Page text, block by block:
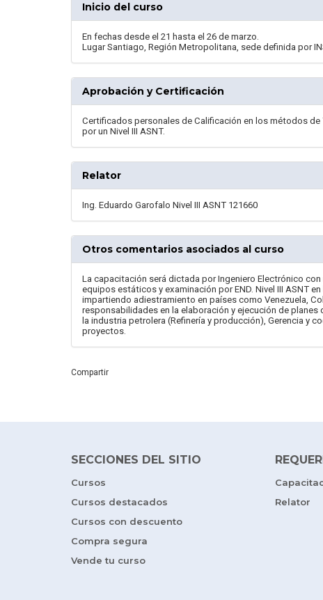
Inicio del curso
En fechas desde el 21 hasta el 26 de marzo.
Lugar Santiago, Región Metropolitana, sede definida por
Aprobación y Certificación
Certificados personales de Calificación en los métodos
por un Nivel III ASNT.
Relator
Ing. Eduardo Garofalo Nivel III ASNT 121660
Otros comentarios asociados al curso
La capacitación será dictada por Ingeniero Electrónico
equipos estáticos y examinación por END. Nivel III ASNT
impartiendo adiestramiento en países como Venezuela,
responsabilidades en la elaboración y ejecución de
la industria petrolera (Refinería y producción), Gerencia y
proyectos.
Compartir
SECCIONES DEL SITIO
Cursos
Cursos destacados
Cursos con descuento
Compra segura
Vende tu curso
Relator